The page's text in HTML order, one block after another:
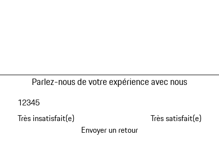
Parlez-nous de votre expérience avec nous
Très insatisfait(e)
12345
Très satisfait(e)
Envoyer un retour